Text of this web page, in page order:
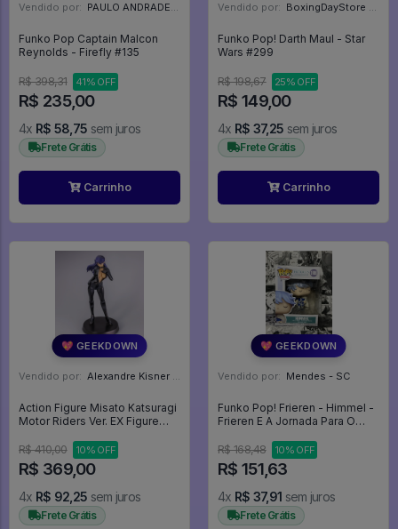
Vendido por: PAULO ANDRADE - RJ
Funko Pop Captain Malcon
Reynolds - Firefly #135
R$ 398,31 41% OFF
R$ 235,00
4x R$ 58,75 sem juros
Frete Grátis
Carrinho
Vendido por: BoxingDayStore - GO
Funko Pop! Darth Maul - Star
Wars #299
R$ 198,67 25% OFF
R$ 149,00
4x R$ 37,25 sem juros
Frete Grátis
Carrinho
💖 GEEKDOWN
Vendido por: Alexandre Kisner - PR
Action Figure Misato Katsuragi
Motor Riders Ver. EX Figure
Evangelion
R$ 410,00 10% OFF
R$ 369,00
4x R$ 92,25 sem juros
Frete Grátis
💖 GEEKDOWN
Vendido por: Mendes - SC
Funko Pop! Frieren - Himmel -
Frieren E A Jornada Para O
R$ 168,48
10% OFF
R$ 151,63
4x R$ 37,91 sem juros
Frete Grátis